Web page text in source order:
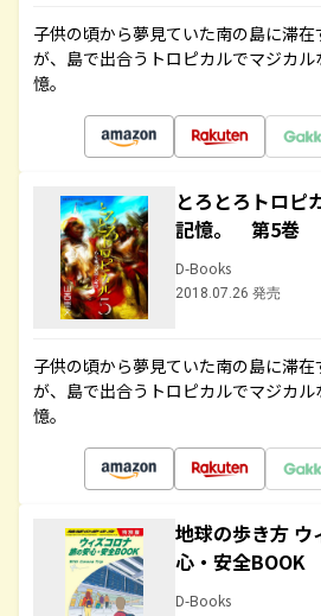
子供の頃から夢見ていた南の島に滞
が、島で出合うトロピカルでマジカ
憶。
とろとろトロ
記憶。 第5巻
D-Books
2018.07.26 発売
子供の頃から夢見ていた南の島に滞
が、島で出合うトロピカルでマジカ
憶。
地球の歩き方 ウ
心・安全BOOK
D-Books